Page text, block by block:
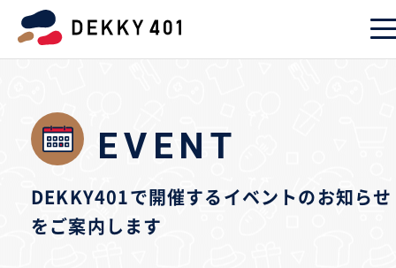
EVENT
DEKKY401で開催するイベントのお知らせ
をご案内します